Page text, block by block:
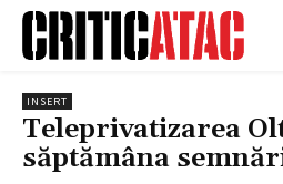
INSERT
Teleprivatizarea
săptămâna